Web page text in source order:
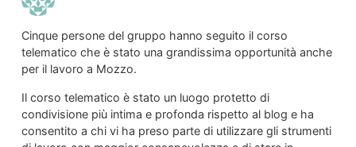
Cinque persone del gruppo hanno seguito il corso
telematico che è stato una grandissima opportunità anche
per il lavoro a Mozzo.
Il corso telematico è stato un luogo protetto di
condivisione più intima e profonda rispetto al blog e ha
consentito a chi vi ha preso parte di utilizzare gli strumenti